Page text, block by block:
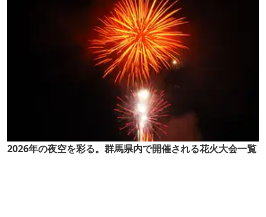
2026年の夜空を彩る。群馬県内で開催される花火大会一覧